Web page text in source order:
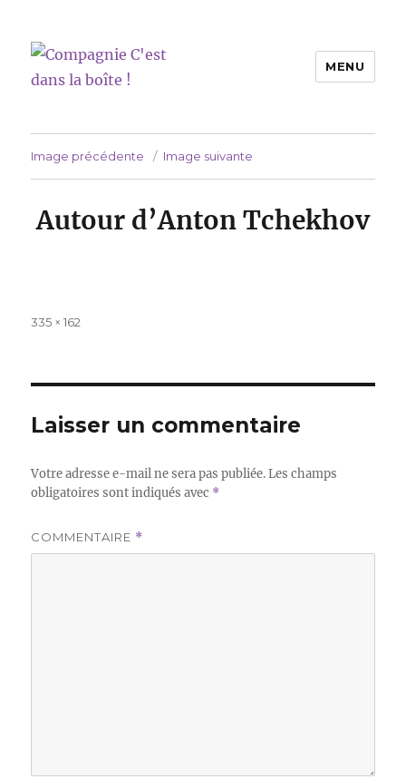
MENU
Image précédente Image suivante
Autour d’Anton Tchekhov
Taille
335 × 162
Laisser un commentaire
Votre adresse e-mail ne sera pas publiée. Les champs
obligatoires sont indiqués avec *
COMMENTAIRE *